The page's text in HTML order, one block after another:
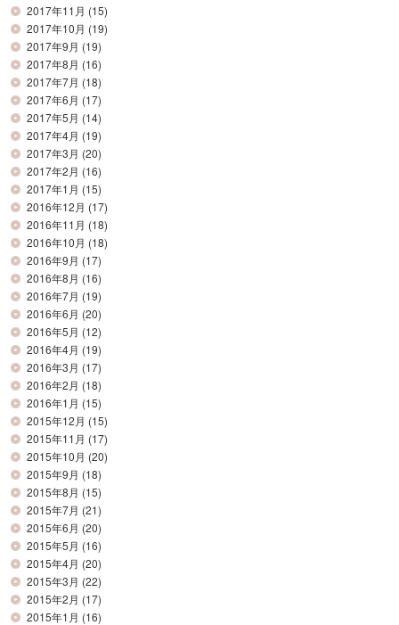
2017年11月 (15)
2017年10月 (19)
2017年9月 (19)
2017年8月 (16)
2017年7月 (18)
2017年6月 (17)
2017年5月 (14)
2017年4月 (19)
2017年3月 (20)
2017年2月 (16)
2017年1月 (15)
2016年12月 (17)
2016年11月 (18)
2016年10月 (18)
2016年9月 (17)
2016年8月 (16)
2016年7月 (19)
2016年6月 (20)
2016年5月 (12)
2016年4月 (19)
2016年3月 (17)
2016年2月 (18)
2016年1月 (15)
2015年12月 (15)
2015年11月 (17)
2015年10月 (20)
2015年9月 (18)
2015年8月 (15)
2015年7月 (21)
2015年6月 (20)
2015年5月 (16)
2015年4月 (20)
2015年3月 (22)
2015年2月 (17)
2015年1月 (16)